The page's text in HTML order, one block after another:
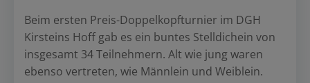
Beim ersten Preis-Doppelkopfturnier im DGH
Kirsteins Hoff gab es ein buntes Stelldichein von
insgesamt 34 Teilnehmern. Alt wie jung waren
ebenso vertreten, wie Männlein und Weiblein.